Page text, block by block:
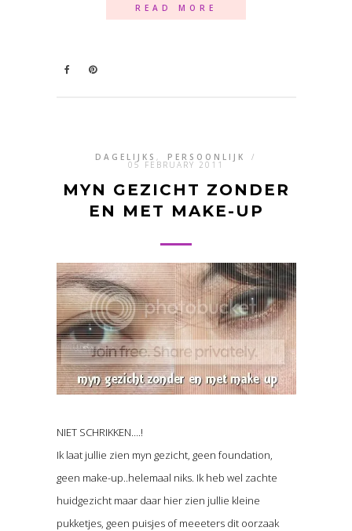
READ MORE
DAGELIJKS , PERSOONLIJK /
05 FEBRUARY 2011
MYN GEZICHT ZONDER
EN MET MAKE-UP
NIET SCHRIKKEN….!
Ik laat jullie zien myn gezicht, geen foundation,
geen make-up..helemaal niks. Ik heb wel zachte
huidgezicht maar daar hier zien jullie kleine
pukketjes, geen puisjes of meeeters dit oorzaak